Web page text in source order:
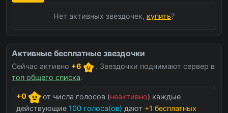
Нет активных звездочек, купить?
Активные бесплатные звездочки
Сейчас активно +6
. Звездочки поднимают сервер в
топ общего списка.
+0 от числа голосов (неактивно) каждые
действующие 100 голоса(ов) дают +1 бесплатных